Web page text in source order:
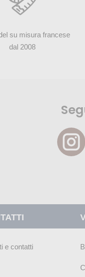
su misura francese
dal 2008
e contatti